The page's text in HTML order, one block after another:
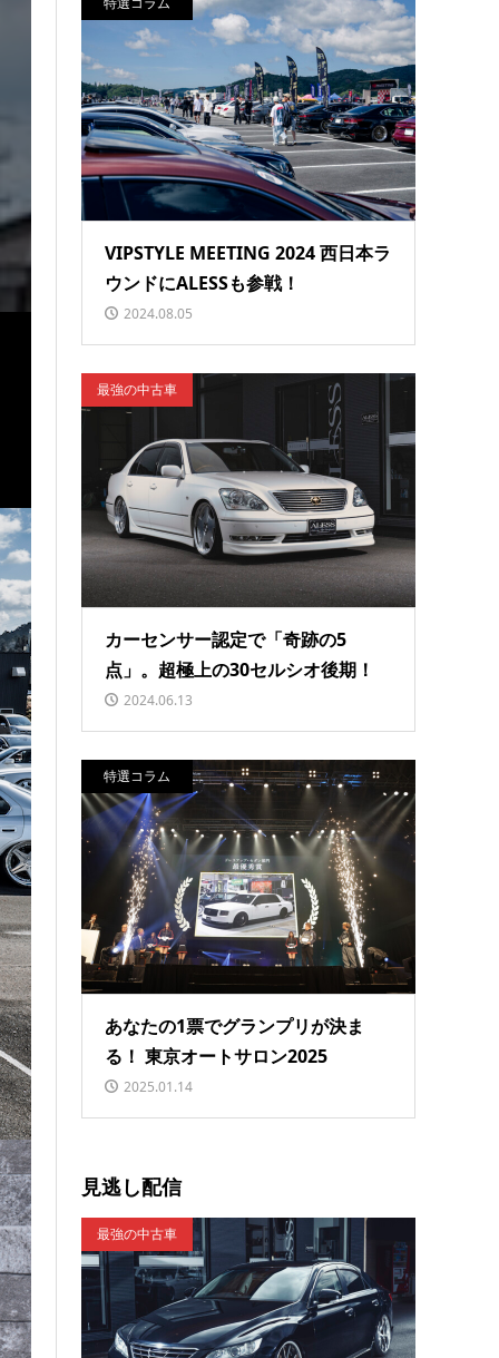
VIPSTYLE MEETING 2024 西日本ラ
ウンドにALESSも参戦！
2024.08.05
最強の中古車
カーセンサー認定で「奇跡の5
点」。超極上の30セルシオ後期！
2024.06.13
特選コラム
あなたの1票でグランプリが決ま
る！ 東京オートサロン2025
2025.01.14
見逃し配信
最強の中古車